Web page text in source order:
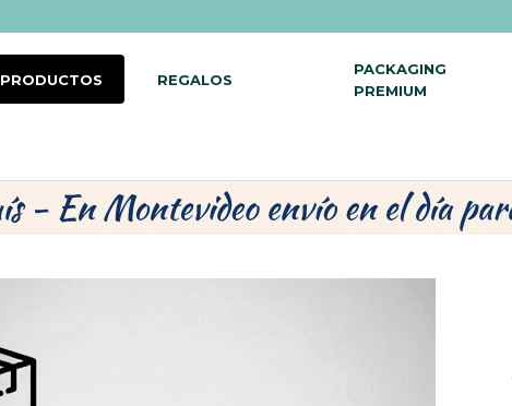
PRODUCTOS REGALOS
PACKAGING
PREMIUM